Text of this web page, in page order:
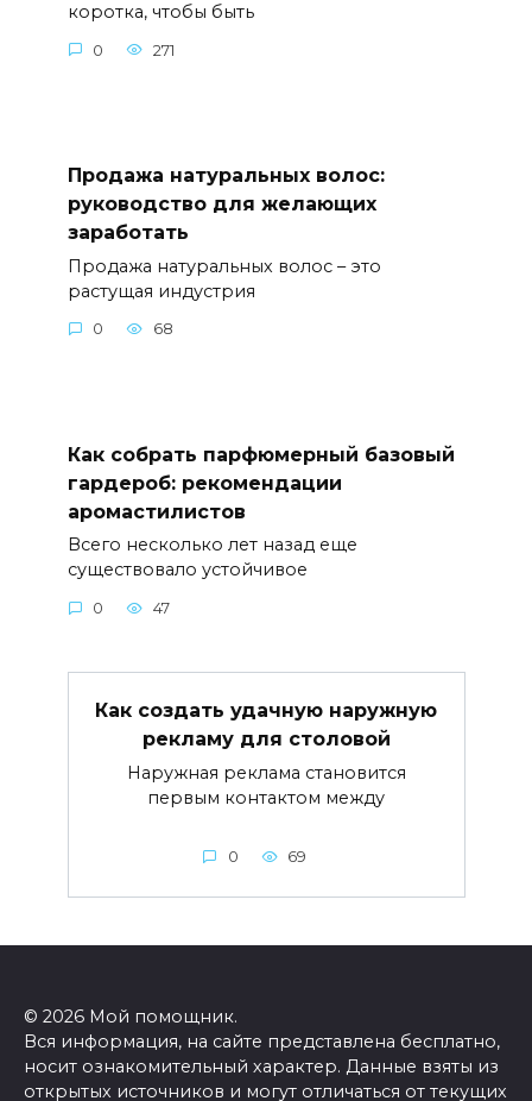
коротка, чтобы быть
0 271
Продажа натуральных волос:
руководство для желающих
заработать
Продажа натуральных волос – это
растущая индустрия
0 68
Как собрать парфюмерный базовый
гардероб: рекомендации
аромастилистов
Всего несколько лет назад еще
существовало устойчивое
0 47
Как создать удачную наружную
рекламу для столовой
Наружная реклама становится
первым контактом между
0 69
© 2026 Мой помощник.
Вся информация, на сайте представлена бесплатно,
носит ознакомительный характер. Данные взяты из
открытых источников и могут отличаться от текущих